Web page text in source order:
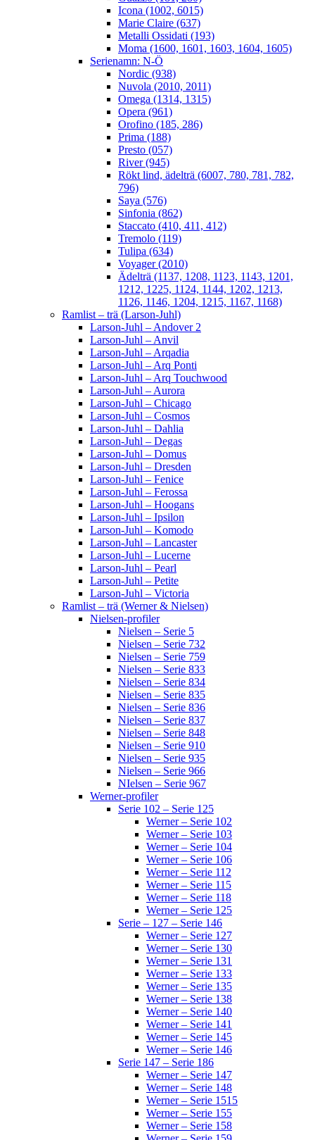
Icona (1002, 6015)
Marie Claire (637)
Metalli Ossidati (193)
Moma (1600, 1601, 1603, 1604, 1605)
Serienamn: N-Ö
Nordic (938)
Nuvola (2010, 2011)
Omega (1314, 1315)
Opera (961)
Orofino (185, 286)
Prima (188)
Presto (057)
River (945)
Rökt lind, ädelträ (6007, 780, 781, 782,
796)
Saya (576)
Sinfonia (862)
Staccato (410, 411, 412)
Tremolo (119)
Tulipa (634)
Voyager (2010)
Ädelträ (1137, 1208, 1123, 1143, 1201,
1212, 1225, 1124, 1144, 1202, 1213,
1126, 1146, 1204, 1215, 1167, 1168)
Ramlist – trä (Larson-Juhl)
Larson-Juhl – Andover 2
Larson-Juhl – Anvil
Larson-Juhl – Arqadia
Larson-Juhl – Arq Ponti
Larson-Juhl – Arq Touchwood
Larson-Juhl – Aurora
Larson-Juhl – Chicago
Larson-Juhl – Cosmos
Larson-Juhl – Dahlia
Larson-Juhl – Degas
Larson-Juhl – Domus
Larson-Juhl – Dresden
Larson-Juhl – Fenice
Larson-Juhl – Ferossa
Larson-Juhl – Hoogans
Larson-Juhl – Ipsilon
Larson-Juhl – Komodo
Larson-Juhl – Lancaster
Larson-Juhl – Lucerne
Larson-Juhl – Pearl
Larson-Juhl – Petite
Larson-Juhl – Victoria
Ramlist – trä (Werner & Nielsen)
Nielsen-profiler
Nielsen – Serie 5
Nielsen – Serie 732
Nielsen – Serie 759
Nielsen – Serie 833
Nielsen – Serie 834
Nielsen – Serie 835
Nielsen – Serie 836
Nielsen – Serie 837
Nielsen – Serie 848
Nielsen – Serie 910
Nielsen – Serie 935
Nielsen – Serie 966
NIelsen – Serie 967
Werner-profiler
Serie 102 – Serie 125
Werner – Serie 102
Werner – Serie 103
Werner – Serie 104
Werner – Serie 106
Werner – Serie 112
Werner – Serie 115
Werner – Serie 118
Werner – Serie 125
Serie – 127 – Serie 146
Werner – Serie 127
Werner – Serie 130
Werner – Serie 131
Werner – Serie 133
Werner – Serie 135
Werner – Serie 138
Werner – Serie 140
Werner – Serie 141
Werner – Serie 145
Werner – Serie 146
Serie 147 – Serie 186
Werner – Serie 147
Werner – Serie 148
Werner – Serie 1515
Werner – Serie 155
Werner – Serie 158